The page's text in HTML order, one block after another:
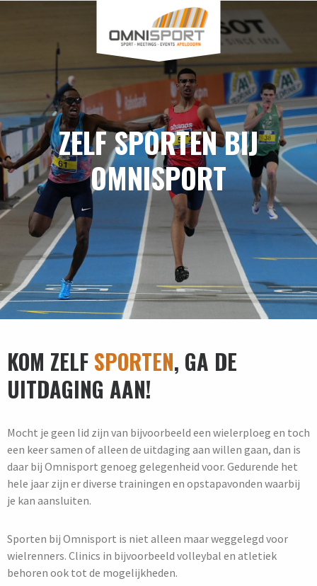
ZELF SPORTEN BIJ
OMNISPORT
KOM ZELF SPORTEN, GA DE
UITDAGING AAN!
Mocht je geen lid zijn van bijvoorbeeld een wielerploeg en toch
een keer samen of alleen de uitdaging aan willen gaan, dan is
daar bij Omnisport genoeg gelegenheid voor. Gedurende het
hele jaar zijn er diverse trainingen en opstapavonden waarbij
je kan aansluiten.
Sporten bij Omnisport is niet alleen maar weggelegd voor
wielrenners. Clinics in bijvoorbeeld volleybal en atletiek
behoren ook tot de mogelijkheden.